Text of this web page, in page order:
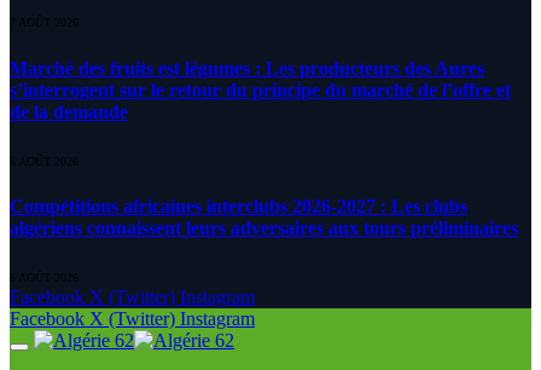
7 AOÛT 2026
Marché des fruits est légumes : Les producteurs des Aures
s’interrogent sur le retour du principe du marché de l’offre et
de la demande
6 AOÛT 2026
Compétitions africaines interclubs 2026-2027 : Les clubs
algériens connaissent leurs adversaires aux tours préliminaires
6 AOÛT 2026
Facebook X (Twitter) Instagram
Facebook X (Twitter) Instagram